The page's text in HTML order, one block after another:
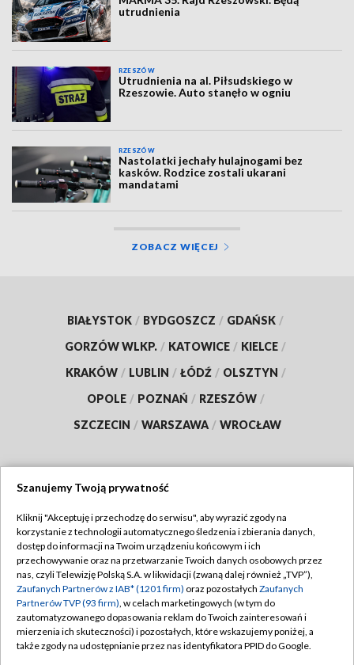
utrudnienia
RZESZÓW
Utrudnienia na al. Piłsudskiego w
Rzeszowie. Auto stanęło w ogniu
RZESZÓW
Nastolatki jechały hulajnogami bez
kasków. Rodzice zostali ukarani
mandatami
ZOBACZ WIĘCEJ
BIAŁYSTOK / BYDGOSZCZ / GDAŃSK /
GORZÓW WLKP. / KATOWICE / KIELCE /
KRAKÓW / LUBLIN / ŁÓDŹ / OLSZTYN /
OPOLE / POZNAŃ / RZESZÓW /
SZCZECIN / WARSZAWA / WROCŁAW
TVP
Abonament TVP
Emisja w TVP
Centrum informacji TVP
Naziemna Telewizja Cyfrowa
Regulamin TVP
Polityka prywatności
Moje zgody
Pomoc
Szanujemy Twoją prywatność
Kliknij "Akceptuję i przechodzę do serwisu", aby wyrazić zgody na
korzystanie z technologii automatycznego śledzenia i zbierania danych,
dostęp do informacji na Twoim urządzeniu końcowym i ich
przechowywanie oraz na przetwarzanie Twoich danych osobowych przez
nas, czyli Telewizję Polską S.A. w likwidacji (zwaną dalej również „TVP”),
Zaufanych Partnerów z IAB* (1201 firm) oraz pozostałych Zaufanych
Partnerów TVP (93 firm), w celach marketingowych (w tym do
zautomatyzowanego dopasowania reklam do Twoich zainteresowań i
mierzenia ich skuteczności) i pozostałych, które wskazujemy poniżej, a
także zgody na udostępnianie przez nas identyfikatora PPID do Google.